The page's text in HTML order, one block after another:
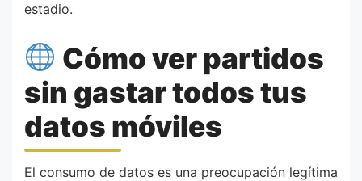
estadio.
Cómo ver partidos
sin gastar todos tus
datos móviles
El consumo de datos es una preocupación legítima